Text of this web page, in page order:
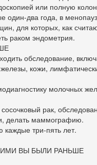
или полную
два года, в
для которых, как
раком эндометрия.
обследование,
кожи,
молочных
рак,
делать маммографию.
каждые три-пять лет.
ВЫ БЫЛИ РАНЬШЕ